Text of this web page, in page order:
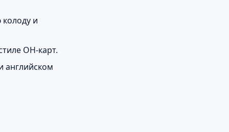
и
OH-карт.
английском